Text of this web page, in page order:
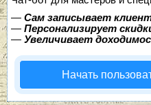
— Сам записывает
— Персонализирует
— Увеличивает
Начать